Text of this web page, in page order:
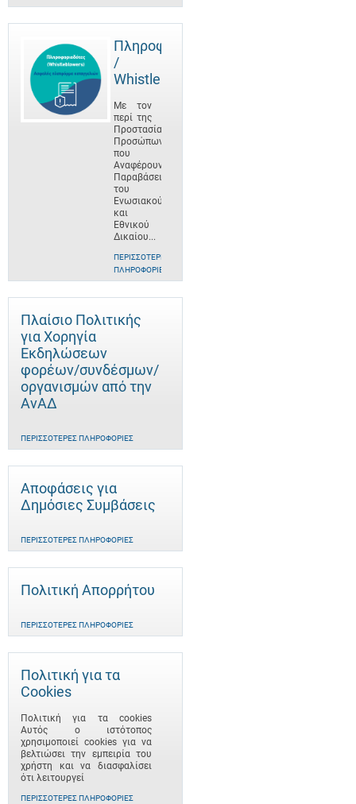
Πληροφοριοδότες
/
Whistleblowers
Με τον
περί της
Προστασίας
Προσώπων
που
Αναφέρουν
Παραβάσεις
του
Ενωσιακού
και
Εθνικού
Δικαίου...
ΠΕΡΙΣΣΌΤΕΡΕΣ
ΠΛΗΡΟΦΟΡΊΕΣ
Πλαίσιο Πολιτικής
για Χορηγία
Εκδηλώσεων
φορέων/συνδέσμων/
οργανισμών από την
ΑνΑΔ
ΠΕΡΙΣΣΌΤΕΡΕΣ ΠΛΗΡΟΦΟΡΊΕΣ
Αποφάσεις για
Δημόσιες Συμβάσεις
ΠΕΡΙΣΣΌΤΕΡΕΣ ΠΛΗΡΟΦΟΡΊΕΣ
Πολιτική Απορρήτου
ΠΕΡΙΣΣΌΤΕΡΕΣ ΠΛΗΡΟΦΟΡΊΕΣ
Πολιτική για τα
Cookies
Πολιτική για τα cookies
Αυτός ο ιστότοπος
χρησιμοποιεί cookies για να
βελτιώσει την εμπειρία του
χρήστη και να διασφαλίσει
ότι λειτουργεί
ΠΕΡΙΣΣΌΤΕΡΕΣ ΠΛΗΡΟΦΟΡΊΕΣ